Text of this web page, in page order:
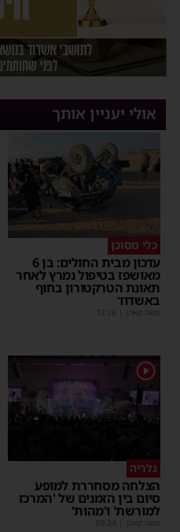
אולי יעניין אותך
כלי מסוכן
עדכון מבית החולים: בן 6
מאושפז בטיפול נמרץ לאחר
תאונת הטרקטורון בחוף
באשדוד
משה קאהן 12:26
1
גלריה
הצלחה מסחררת למופע
סיום בין הזמנים של 'המרכז
למורשת' ו'מהות'
משה קאהן 09:34